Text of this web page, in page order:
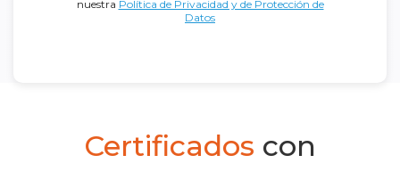
nuestra Política de Privacidad y de Protección de
Datos
Certificados con